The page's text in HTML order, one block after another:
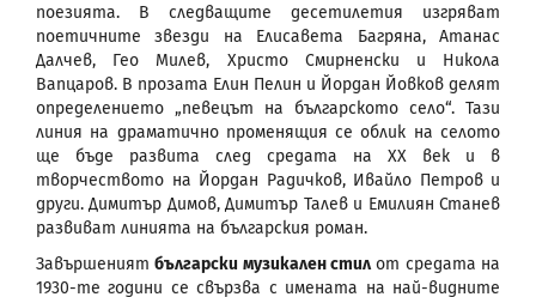
поезията. В следващите десетилетия изгряват
поетичните звезди на Елисавета Багряна, Атанас
Далчев, Гео Милев, Христо Смирненски и Никола
Вапцаров. В прозата Елин Пелин и Йордан Йовков делят
определението „певецът на българското село“. Тази
линия на драматично променящия се облик на селото
ще бъде развита след средата на ХХ век и в
творчеството на Йордан Радичков, Ивайло Петров и
други. Димитър Димов, Димитър Талев и Емилиян Станев
развиват линията на българския роман.
Завършениятбългарски музикален стилот средата на
1930-те години се свързва с имената на най-видните